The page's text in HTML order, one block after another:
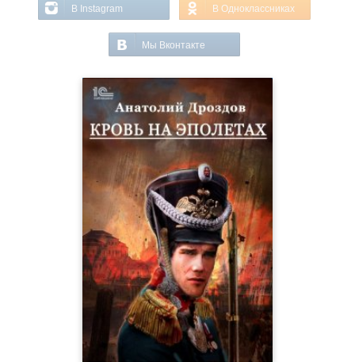
В Instagram В Одноклассниках
Мы Вконтакте